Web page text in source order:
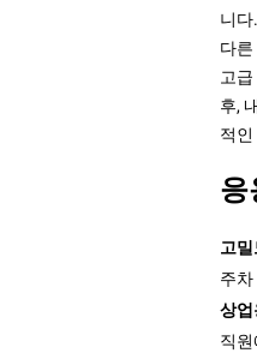
니
다
고
후,
적
응
고
주
상업
직